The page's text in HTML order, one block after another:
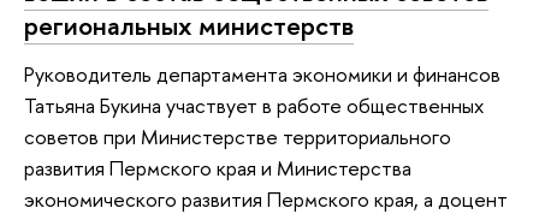
региональных министерств
Руководитель департамента экономики и финансов
Татьяна Букина участвует в работе общественных
советов при Министерстве территориального
развития Пермского края и Министерства
экономического развития Пермского края, а доцент